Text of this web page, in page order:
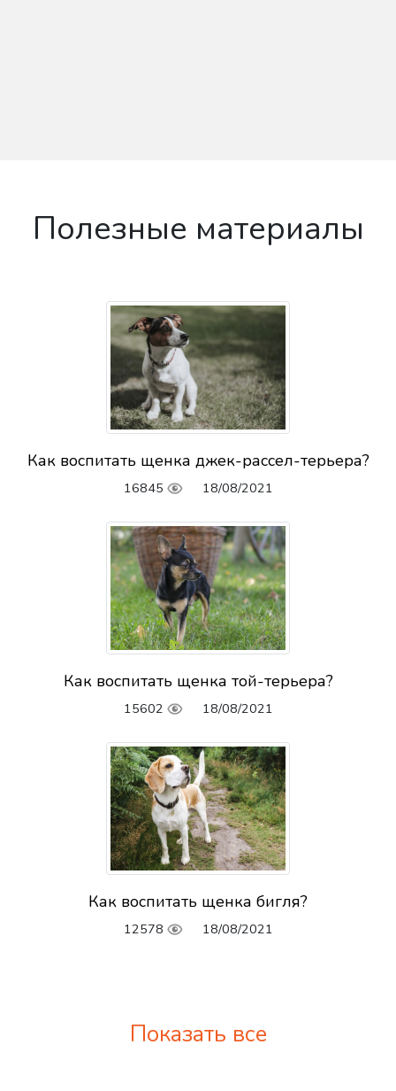
Полезные материалы
Как воспитать щенка джек-рассел-терьера?
16845 18/08/2021
Как воспитать щенка той-терьера?
15602 18/08/2021
Как воспитать щенка бигля?
12578 18/08/2021
Показать все